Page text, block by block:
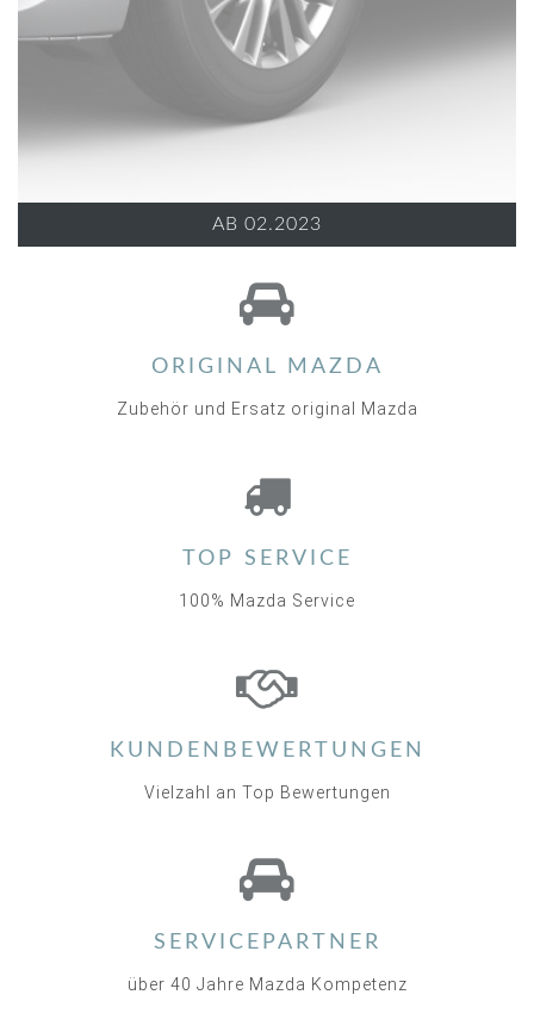
AB 02.2023
ORIGINAL MAZDA
Zubehör und Ersatz original Mazda
TOP SERVICE
100% Mazda Service
KUNDENBEWERTUNGEN
Vielzahl an Top Bewertungen
SERVICEPARTNER
über 40 Jahre Mazda Kompetenz